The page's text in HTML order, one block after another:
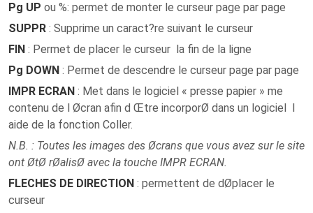
Pg UP ou %: permet de monter le curseur page par page
SUPPR : Supprime un caract?re suivant le curseur
FIN : Permet de placer le curseur la fin de la ligne
Pg DOWN : Permet de descendre le curseur page par page
IMPR ECRAN : Met dans le logiciel « presse papier » me
contenu de l Øcran afin d Œtre incorporØ dans un logiciel l
aide de la fonction Coller.
N.B. : Toutes les images des Øcrans que vous avez sur le site
ont ØtØ rØalisØ avec la touche IMPR ECRAN.
FLECHES DE DIRECTION : permettent de dØplacer le
curseur